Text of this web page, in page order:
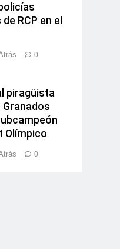
RCP en el
0
piragüista
Granados
Olímpico
0